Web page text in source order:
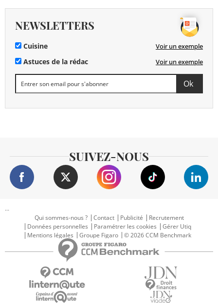
NEWSLETTERS
Cuisine Voir un exemple
Astuces de la rédac Voir un exemple
SUIVEZ-NOUS
...
Qui sommes-nous ?
Contact Publicité
Recrutement
Données personnelles
Paramétrer les cookies
Gérer Utiq
Mentions légales
Groupe Figaro © 2026 CCM Benchmark